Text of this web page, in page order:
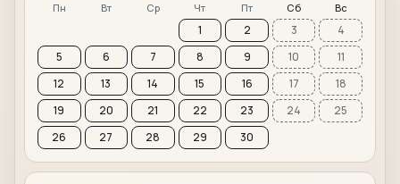
Пн Вт Ср Чт Пт Сб Вс
1 2 3
4
5
6 7 8 9 10
11
12
13 14 15 16 17
18
19
20 21 22 23 24
25
26
27 28 29 30